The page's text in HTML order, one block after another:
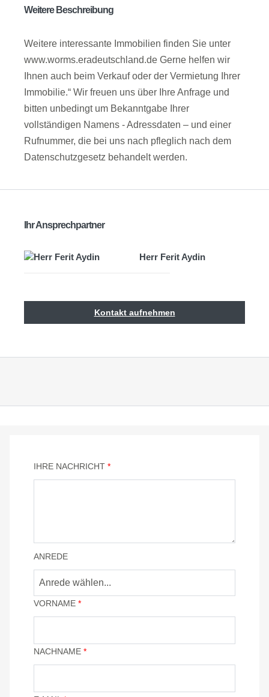
Weitere Beschreibung
Weitere interessante Immobilien finden Sie unter
www.worms.eradeutschland.de Gerne helfen wir
Ihnen auch beim Verkauf oder der Vermietung Ihrer
Immobilie.“ Wir freuen uns über Ihre Anfrage und
bitten unbedingt um Bekanntgabe Ihrer
vollständigen Namens - Adressdaten – und einer
Rufnummer, die bei uns nach pfleglich nach dem
Datenschutzgesetz behandelt werden.
Ihr Ansprechpartner
Herr Ferit Aydin
Kontakt aufnehmen
IHRE NACHRICHT *
ANREDE
VORNAME *
NACHNAME *